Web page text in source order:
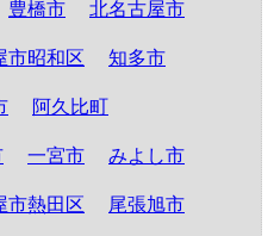
豊橋市 北名古屋市
市昭和区 知多市
阿久比町
一宮市 みよし市
市熱田区 尾張旭市